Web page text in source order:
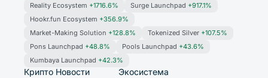
Reality Ecosystem +1716.6% Surge Launchpad +917.1%
Hookr.fun Ecosystem +356.9%
Market-Making Solution +128.8% Tokenized Silver +107.5%
Pons Launchpad +48.8% Pools Launchpad +43.6%
Kumbaya Launchpad +42.3%
Крипто Новости Экосистема